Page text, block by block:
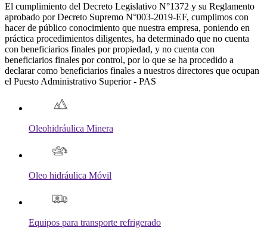
El cumplimiento del Decreto Legislativo N°1372 y su Reglamento
aprobado por Decreto Supremo N°003-2019-EF, cumplimos con
hacer de público conocimiento que nuestra empresa, poniendo en
práctica procedimientos diligentes, ha determinado que no cuenta
con beneficiarios finales por propiedad, y no cuenta con
beneficiarios finales por control, por lo que se ha procedido a
declarar como beneficiarios finales a nuestros directores que ocupan
el Puesto Administrativo Superior - PAS
Oleohidráulica Minera
Oleo hidráulica Móvil
Equipos para transporte refrigerado